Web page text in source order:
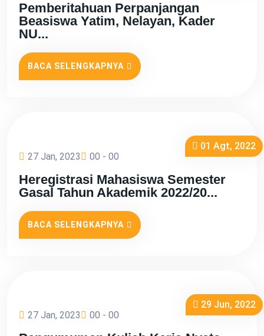
Pemberitahuan Perpanjangan
Beasiswa Yatim, Nelayan, Kader
NU...
BACA SELENGKAPNYA
01 Agt, 2022
27 Jan, 2023
00 - 00
Heregistrasi Mahasiswa Semester
Gasal Tahun Akademik 2022/20...
BACA SELENGKAPNYA
29 Jun, 2022
27 Jan, 2023
00 - 00